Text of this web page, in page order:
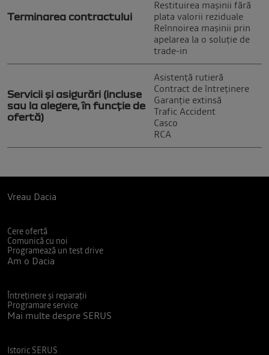
Terminarea contractului
Restituirea mașinii fără
plata valorii reziduale
Reînnoirea mașinii prin
apelarea la o soluție de
trade-in
Servicii și asigurări (incluse
sau la alegere, în funcție de
ofertă)
Asistență rutieră
Contract de întreținere
Garanție extinsă
Trafic Accident
Casco
RCA
Vreau Dacia
Cere ofertă
Comunică cu noi
Programează un test drive
Am o Dacia
Întreținere și reparații
Programare service
Mai multe despre SERUS
Istoric SERUS